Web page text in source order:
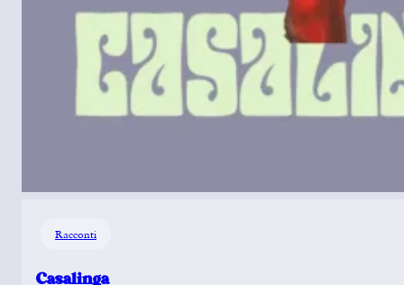
Racconti
Casalinga